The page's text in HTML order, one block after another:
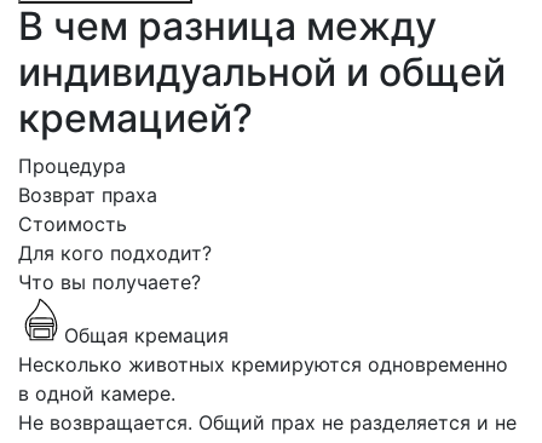
В чем разница между
индивидуальной и общей
кремацией?
Процедура
Возврат праха
Стоимость
Для кого подходит?
Что вы получаете?
Общая кремация
Несколько животных кремируются одновременно
в одной камере.
Не возвращается. Общий прах не разделяется и не